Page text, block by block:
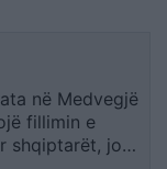
në Medvegjë
fillimin e
shqiptarët, jo